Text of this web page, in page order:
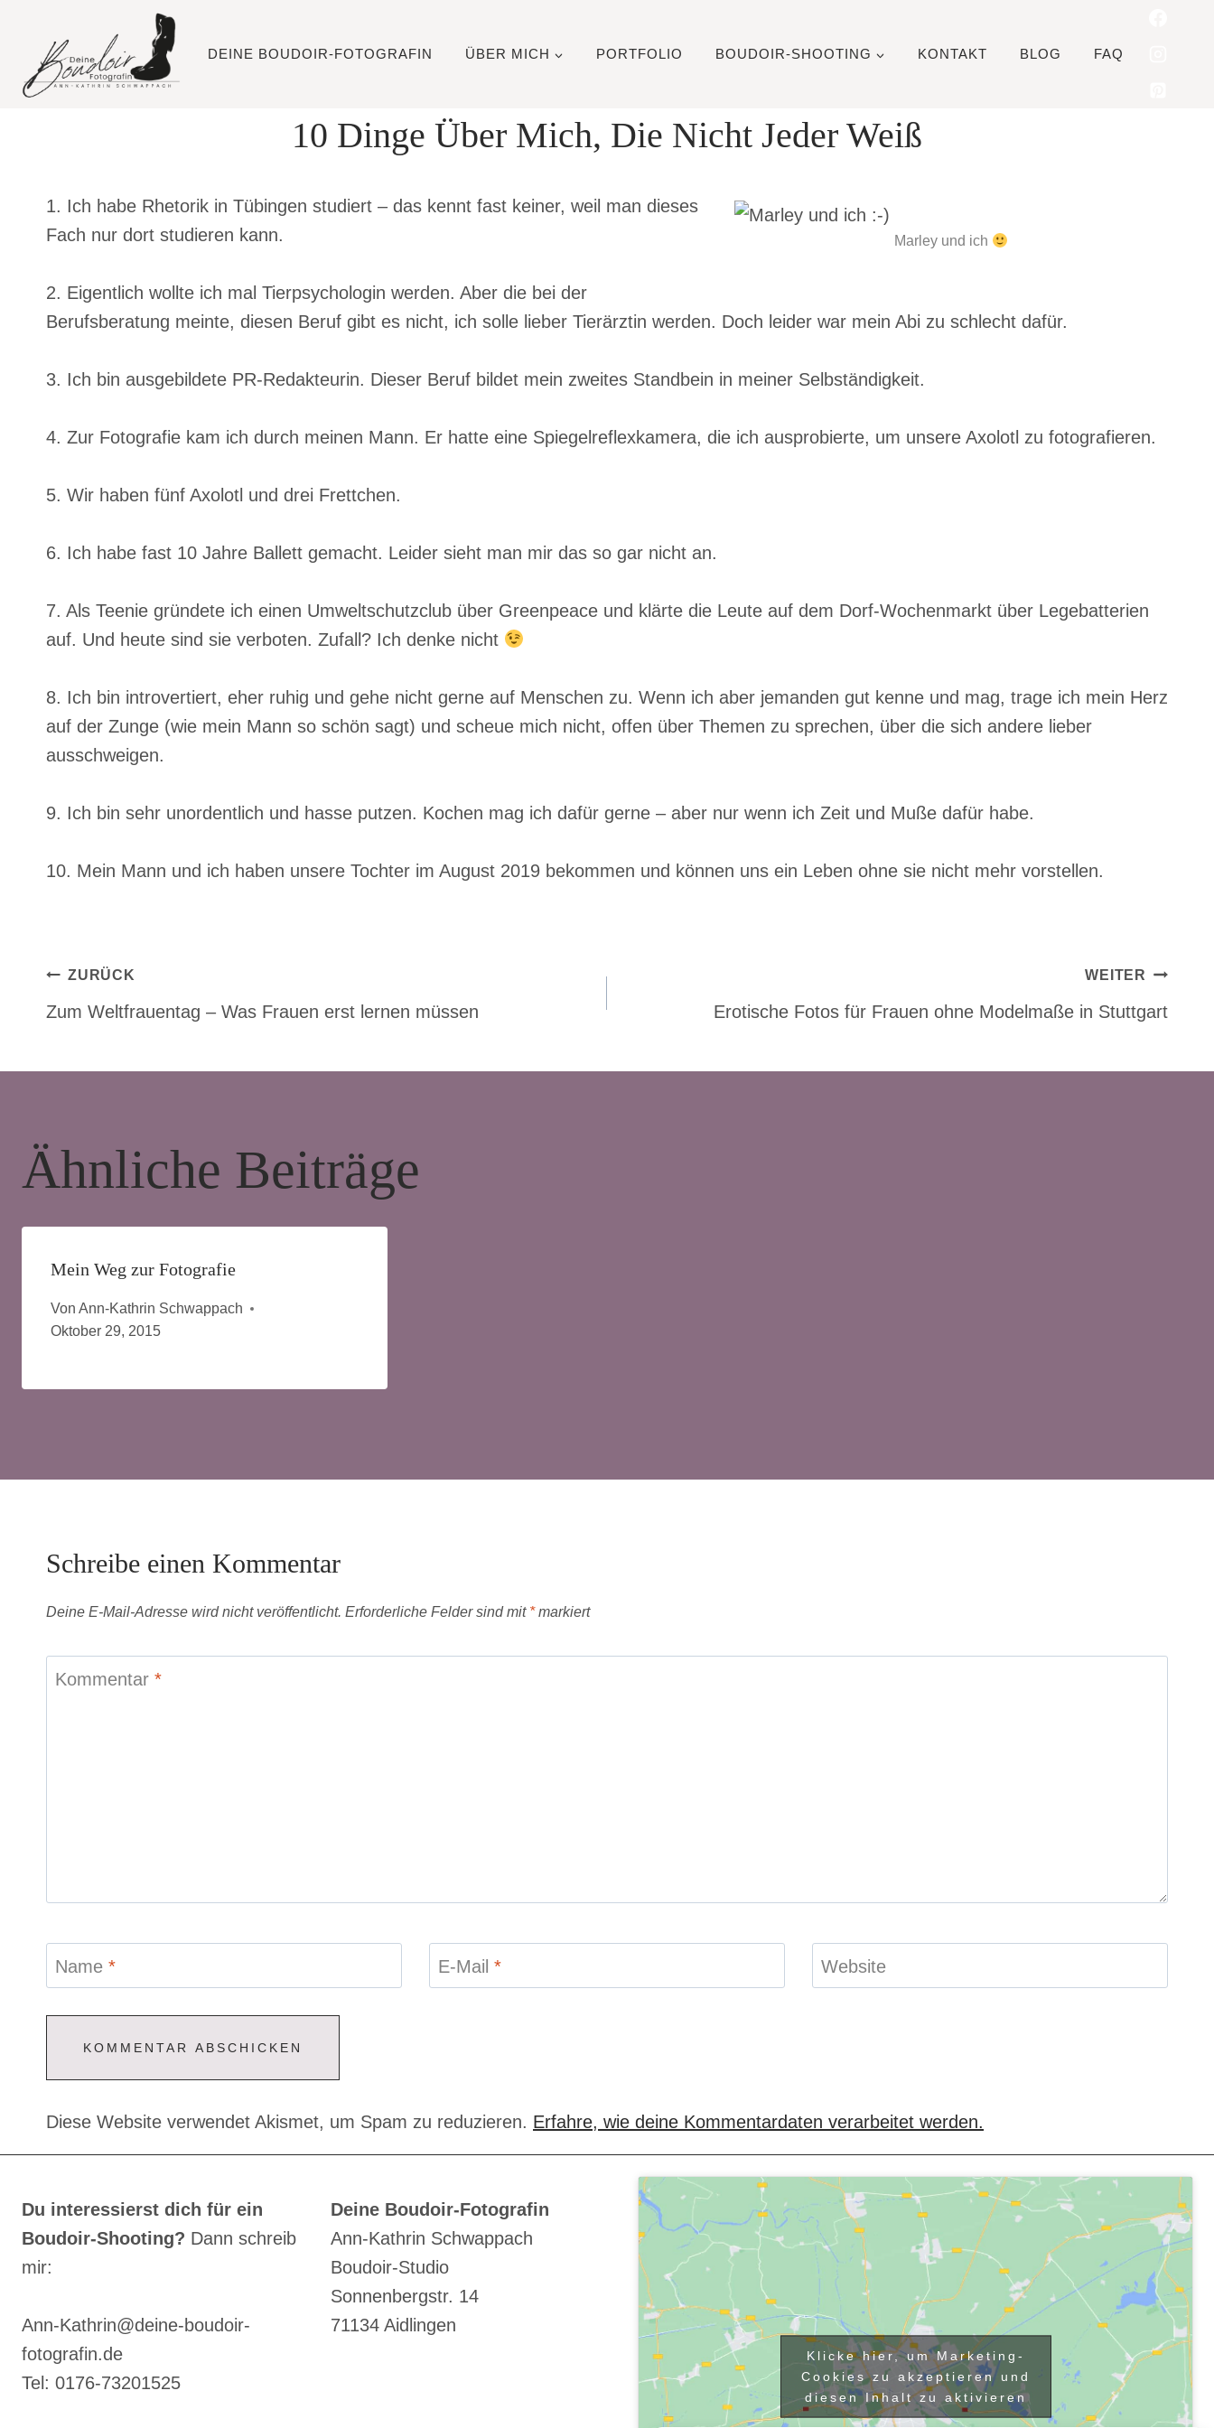
springen
DEINE BOUDOIR-FOTOGRAFIN ÜBER MICH PORTFOLIO BOUDOIR-SHOOTING KONTAKT BLOG FAQ
10 Dinge Über Mich, Die Nicht Jeder Weiß
Marley und ich
1. Ich habe Rhetorik in Tübingen studiert – das kennt fast keiner, weil man dieses
Fach nur dort studieren kann.
2. Eigentlich wollte ich mal Tierpsychologin werden. Aber die bei der
Berufsberatung meinte, diesen Beruf gibt es nicht, ich solle lieber Tierärztin werden. Doch leider war mein Abi zu schlecht dafür.
3. Ich bin ausgebildete PR-Redakteurin. Dieser Beruf bildet mein zweites Standbein in meiner Selbständigkeit.
4. Zur Fotografie kam ich durch meinen Mann. Er hatte eine Spiegelreflexkamera, die ich ausprobierte, um unsere Axolotl zu fotografieren.
5. Wir haben fünf Axolotl und drei Frettchen.
6. Ich habe fast 10 Jahre Ballett gemacht. Leider sieht man mir das so gar nicht an.
7. Als Teenie gründete ich einen Umweltschutzclub über Greenpeace und klärte die Leute auf dem Dorf-Wochenmarkt über Legebatterien
auf. Und heute sind sie verboten. Zufall? Ich denke nicht
8. Ich bin introvertiert, eher ruhig und gehe nicht gerne auf Menschen zu. Wenn ich aber jemanden gut kenne und mag, trage ich mein Herz
auf der Zunge (wie mein Mann so schön sagt) und scheue mich nicht, offen über Themen zu sprechen, über die sich andere lieber
ausschweigen.
9. Ich bin sehr unordentlich und hasse putzen. Kochen mag ich dafür gerne – aber nur wenn ich Zeit und Muße dafür habe.
10. Mein Mann und ich haben unsere Tochter im August 2019 bekommen und können uns ein Leben ohne sie nicht mehr vorstellen.
Beitragsnavigation
ZURÜCK
Zum Weltfrauentag – Was Frauen erst lernen müssen
WEITER
Erotische Fotos für Frauen ohne Modelmaße in Stuttgart
Ähnliche Beiträge
Mein Weg zur Fotografie
Von Ann-Kathrin Schwappach
Oktober 29, 2015
Schreibe einen Kommentar
Deine E-Mail-Adresse wird nicht veröffentlicht. Erforderliche Felder sind mit *markiert
Kommentar *
Name * E-Mail * Website
Diese Website verwendet Akismet, um Spam zu reduzieren. Erfahre, wie deine Kommentardaten verarbeitet werden.
Du interessierst dich für ein
Boudoir-Shooting? Dann schreib
mir:
Ann-Kathrin@deine-boudoir-
fotografin.de
Tel: 0176-73201525
Deine Boudoir-Fotografin
Ann-Kathrin Schwappach
Boudoir-Studio
Sonnenbergstr. 14
71134 Aidlingen
Klicke hier, um Marketing-
Cookies zu akzeptieren und
diesen Inhalt zu aktivieren